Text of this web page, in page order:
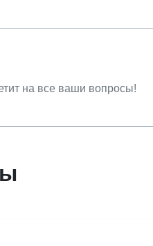
на все ваши вопросы!